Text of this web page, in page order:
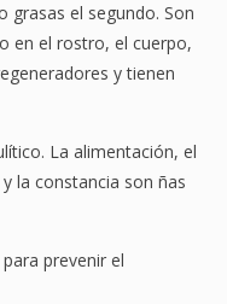
grasas el segundo. Son
en el rostro, el cuerpo,
y tienen
La alimentación, el
la constancia son ñas
prevenir el